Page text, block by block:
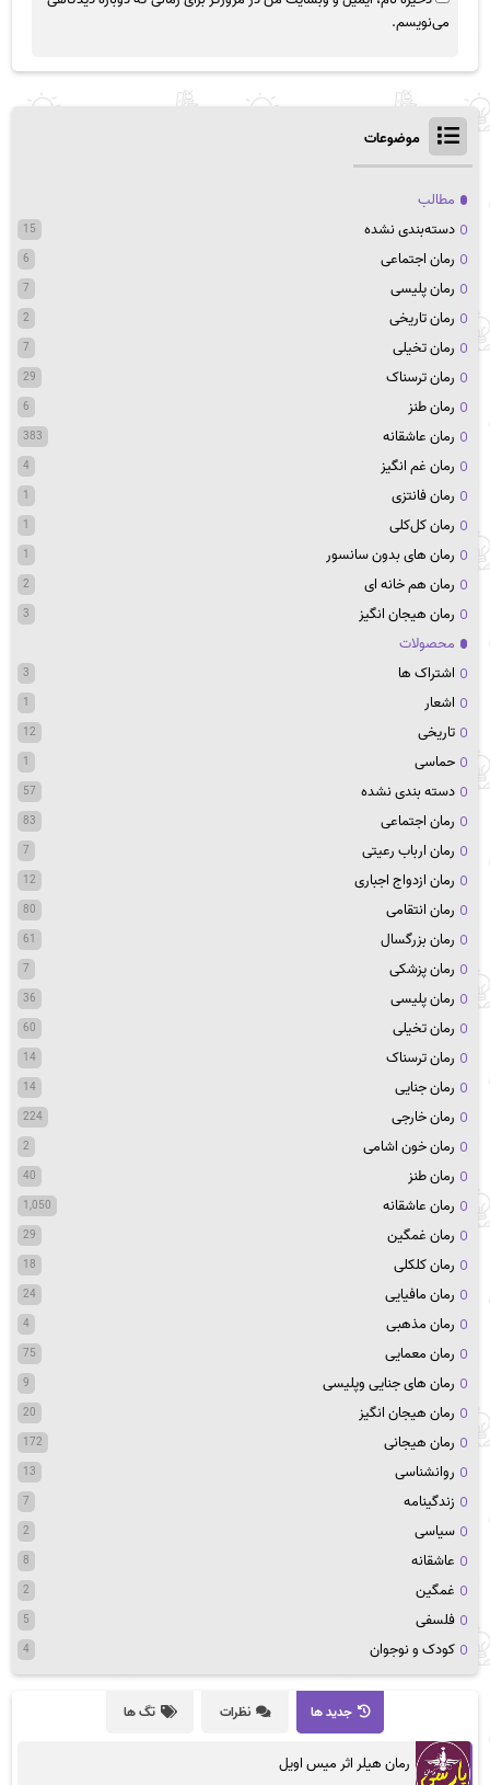
می‌نویسم.
موضوعات
مطالب
دسته‌بندی نشده
15
رمان اجتماعی 6
رمان پلیسی 7
رمان تاریخی 2
رمان تخیلی 7
رمان ترسناک 29
رمان طنز 6
رمان عاشقانه 383
رمان غم انگیز 4
رمان فانتزی 1
رمان کل‌کلی 1
رمان های بدون سانسور 1
رمان هم خانه ای 2
رمان هیجان انگیز 3
محصولات
اشتراک ها
3
اشعار 1
تاریخی 12
حماسی 1
دسته بندی نشده 57
رمان اجتماعی 83
رمان ارباب رعیتی 7
رمان ازدواج اجباری 12
رمان انتقامی 80
رمان بزرگسال 61
رمان پزشکی 7
رمان پلیسی 36
رمان تخیلی 60
رمان ترسناک 14
رمان جنایی 14
رمان خارجی 224
رمان خون اشامی 2
رمان طنز 40
رمان عاشقانه 1,050
رمان غمگین 29
رمان کلکلی 18
رمان مافیایی 24
رمان مذهبی 4
رمان معمایی 75
رمان های جنایی وپلیسی 9
رمان هیجان انگیز 20
رمان هیجانی 172
روانشناسی 13
زندگینامه 7
سیاسی 2
عاشقانه 8
غمگین 2
فلسفی 5
کودک و نوجوان 4
جدید ها نظرات تگ ها
رمان هیلر اثر میس اویل